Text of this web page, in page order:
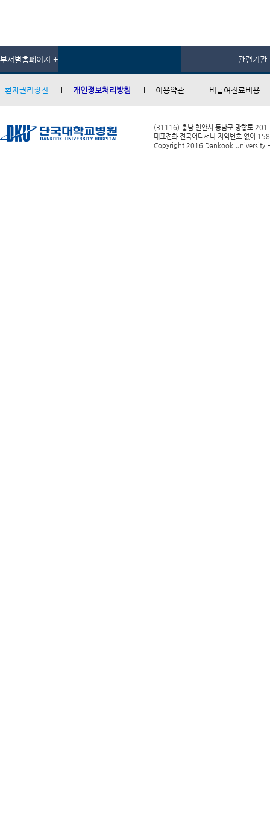
부서별홈페이지 + 관련기관
환자권리장전 개인정보처리방침 이용약관 비급여진료비용
(31116) 충남 천안시 동남구 망향로 201
대표전화 전국어디서나 지역번호 없이
Copyright 2016 Dankook University